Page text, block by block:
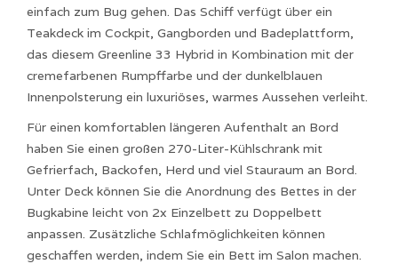
einfach zum Bug gehen. Das Schiff verfügt über ein
Teakdeck im Cockpit, Gangborden und Badeplattform,
das diesem Greenline 33 Hybrid in Kombination mit der
cremefarbenen Rumpffarbe und der dunkelblauen
Innenpolsterung ein luxuriöses, warmes Aussehen verleiht.
Für einen komfortablen längeren Aufenthalt an Bord
haben Sie einen großen 270-Liter-Kühlschrank mit
Gefrierfach, Backofen, Herd und viel Stauraum an Bord.
Unter Deck können Sie die Anordnung des Bettes in der
Bugkabine leicht von 2x Einzelbett zu Doppelbett
anpassen. Zusätzliche Schlafmöglichkeiten können
geschaffen werden, indem Sie ein Bett im Salon machen.